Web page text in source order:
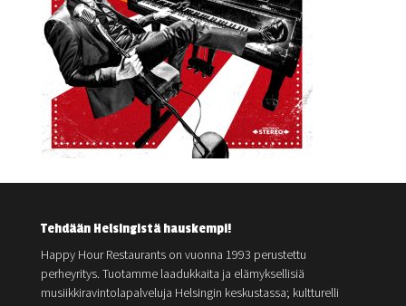
Tehdään Helsingistä hauskempi!
Happy Hour Restaurants on vuonna 1993 perustettu
perheyritys. Tuotamme laadukkaita ja elämyksellisiä
musiikkiravintolapalveluja Helsingin keskustassa; kultturelli